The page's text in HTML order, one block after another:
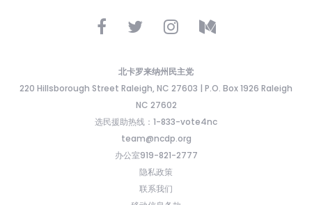
北卡罗来纳州民主党
220 Hillsborough Street Raleigh, NC 27603 | P.O. Box 1926 Raleigh
NC 27602
选民援助热线：1-833-vote4nc
team@ncdp.org
办公室919-821-2777
隐私政策
联系我们